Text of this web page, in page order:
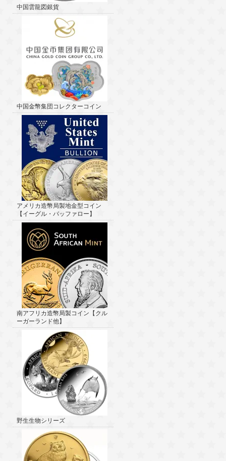
中国雲龍図銀貨
中国金幣集団コレクターコイン
アメリカ造幣局製地金型コイン
【イーグル・バッファロー】
南アフリカ造幣局製コイン【クル
ーガーランド他】
野生生物シリーズ